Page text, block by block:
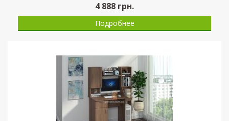
4 888 грн.
Подробнее